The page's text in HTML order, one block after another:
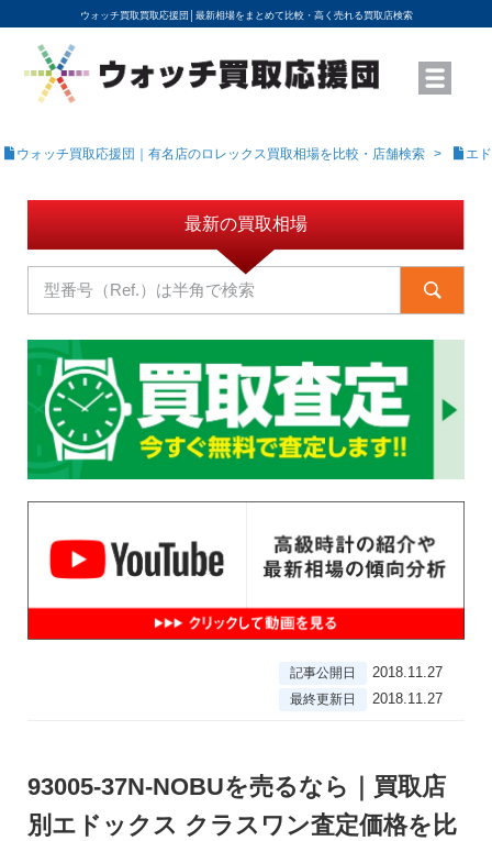
ウォッチ買取買取応援団│ 最新相場をまとめて比較・高く売れる買取店検索
YouTubeで動画を公開中
ROLEXモデル名から買取相場を調べる
高級時計ブランド名から買取相場を調べる
地域から買取店を探す
店舗名から買取店を探す
ブランド時計を高く売る方法
買取査定を依頼する
ウォッチ買取応援団｜有名店のロレックス買取相場を比較・店舗検索 エ
最新の買取相場
記事公開日 2018.11.27
最終更新日 2018.11.27
93005-37N-NOBUを売るなら｜買取店
別エドックス クラスワン査定価格を比